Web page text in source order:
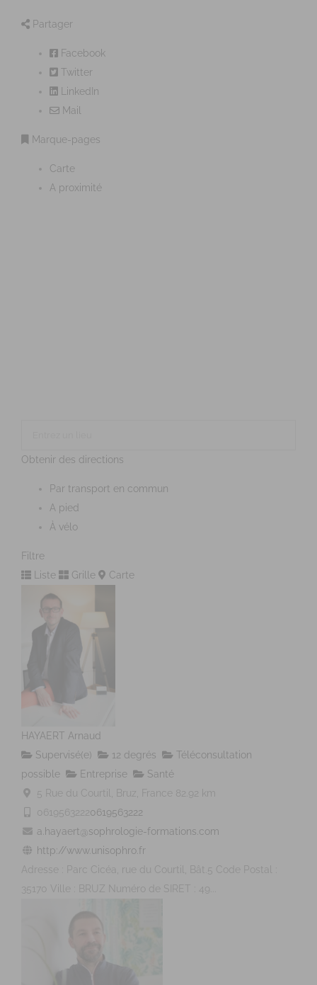
Partager
Facebook
Twitter
LinkedIn
Mail
Marque-pages
Carte
A proximité
Obtenir des directions
Par transport en commun
A pied
À vélo
Filtre
Liste
Grille Carte
HAYAERT Arnaud
Supervisé(e)
12 degrés
Téléconsultation
possible
Entreprise
Santé
5 Rue du Courtil, Bruz, France
82.92 km
06195632220619563222
a.hayaert@sophrologie-formations.com
http://www.unisophro.fr
Adresse : Parc Cicéa, rue du Courtil, Bât.5 Code Postal :
35170 Ville : BRUZ Numéro de SIRET : 49...